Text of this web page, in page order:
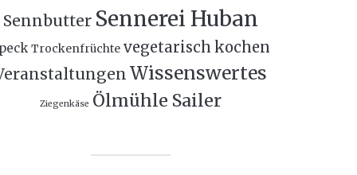
Sennbutter Sennerei Huban
Trockenfrüchte vegetarisch kochen
Wissenswertes
Ziegenkäse Ölmühle Sailer